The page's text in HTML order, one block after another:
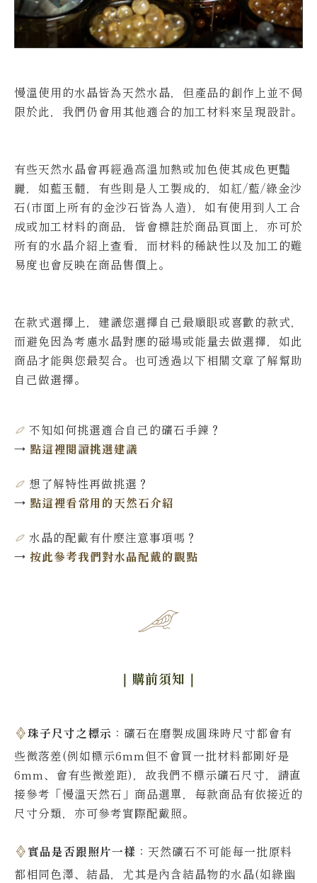
慢溫使用的水晶皆為天然水晶，但產品的創作上並不侷
限於此，我們仍會用其他適合的加工材料來呈現設計。
有些天然水晶會再經過高溫加熱或加色使其成色更豔
麗，如藍玉髓，有些則是人工製成的，如紅/藍/綠金沙
石(市面上所有的金沙石皆為人造)，如有使用到人工合
成或加工材料的商品，皆會標註於商品頁面上，亦可於
所有的水晶介紹上查看，而材料的稀缺性以及加工的難
易度也會反映在商品售價上。
在款式選擇上，建議您選擇自己最順眼或喜歡的款式，
而避免因為考慮水晶對應的磁場或能量去做選擇，如此
商品才能與您最契合。也可透過以下相關文章了解幫助
自己做選擇。
不知如何挑選適合自己的礦石手鍊 ？
→ 點這裡閱讀挑選建議
想了解特性再做挑選 ？
→ 點這裡看常用的天然石介紹
水晶的配戴有什麼注意事項嗎？
→ 按此參考我們對水晶配戴的觀點
｜購前須知 ｜
珠子尺寸之標示 ：礦石在磨製成圓珠時尺寸都會有
些微落差(例如標示6mm但不會買一批材料都剛好是
6mm、會有些微差距)，故我們不標示礦石尺寸，請直
接參考「慢溫天然石」商品選單，每款商品有依接近的
尺寸分類，亦可參考實際配戴照。
實品是否跟照片一樣 ：天然礦石不可能每一批原料
都相同色澤、結晶，尤其是內含結晶物的水晶(如綠幽